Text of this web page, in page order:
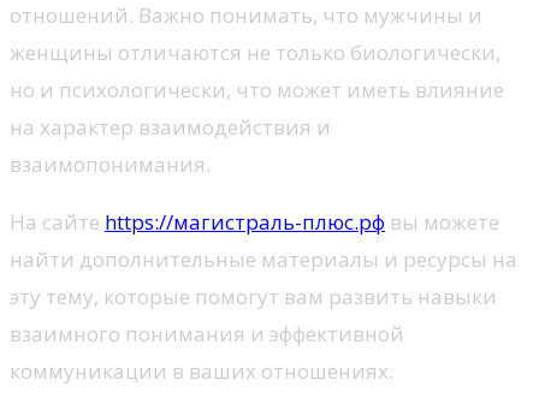
отношений. Важно понимать, что мужчины и
женщины отличаются не только биологически,
но и психологически, что может иметь влияние
на характер взаимодействия и
взаимопонимания.
На сайте https://магистраль-плюс.рф вы можете
найти дополнительные материалы и ресурсы на
эту тему, которые помогут вам развить навыки
взаимного понимания и эффективной
коммуникации в ваших отношениях.